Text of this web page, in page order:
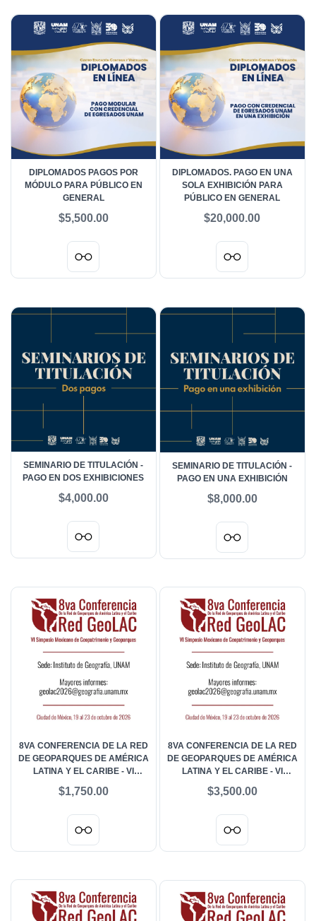
DIPLOMADOS PAGOS POR
MÓDULO PARA PÚBLICO EN
GENERAL
$5,500.00
DIPLOMADOS. PAGO EN UNA
SOLA EXHIBICIÓN PARA
PÚBLICO EN GENERAL
$20,000.00
SEMINARIO DE TITULACIÓN -
PAGO EN DOS EXHIBICIONES
$4,000.00
SEMINARIO DE TITULACIÓN -
PAGO EN UNA EXHIBICIÓN
$8,000.00
8VA CONFERENCIA DE LA RED
DE GEOPARQUES DE AMÉRICA
LATINA Y EL CARIBE - VI
GEOPATRIMONIO Y
$1,750.00
8VA CONFERENCIA DE LA RED
DE GEOPARQUES DE AMÉRICA
LATINA Y EL CARIBE - VI
GEOPATRIMONIO Y
$3,500.00